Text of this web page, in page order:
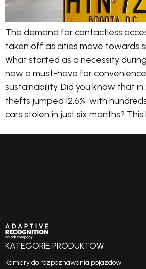
The demand for contactless
taken off as cities move towards
What started as a necessity
now a must-have for
sustainability. Did you know that in
thefts jumped 12.6%, with
cars stolen in just six months? This
KATEGORIE PRODUKTÓW
Kamery do rozpoznawania pojazdów